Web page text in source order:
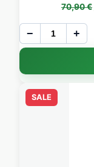
70,90€
− +
SALE